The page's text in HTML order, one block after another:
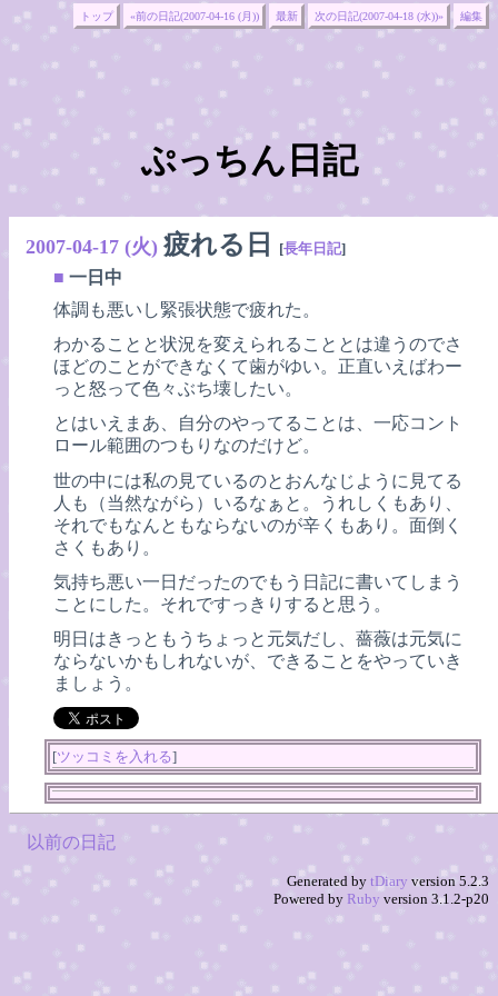
トップ «前の日記(2007-04-16 (月)) 最新 次の日記(2007-04-18 (水))» 編集
ぷっちん日記
2007-04-17 (火) 疲れる日 [長年日記]
■ 一日中
体調も悪いし緊張状態で疲れた。
わかることと状況を変えられることとは違うのでさ
ほどのことができなくて歯がゆい。正直いえばわー
っと怒って色々ぶち壊したい。
とはいえまあ、自分のやってることは、一応コント
ロール範囲のつもりなのだけど。
世の中には私の見ているのとおんなじように見てる
人も（当然ながら）いるなぁと。うれしくもあり、
それでもなんともならないのが辛くもあり。面倒く
さくもあり。
気持ち悪い一日だったのでもう日記に書いてしまう
ことにした。それですっきりすると思う。
明日はきっともうちょっと元気だし、薔薇は元気に
ならないかもしれないが、できることをやっていき
ましょう。
[ツッコミを入れる]
以前の日記
Generated by tDiary version 5.2.3
Powered by Ruby version 3.1.2-p20